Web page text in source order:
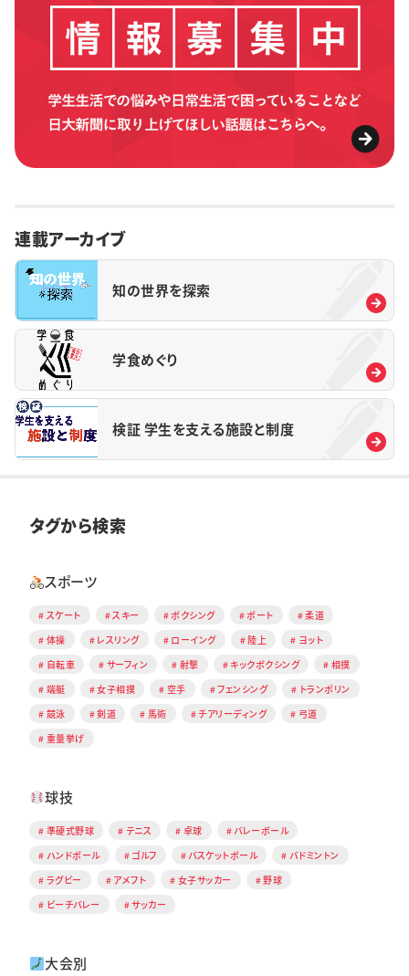
連載アーカイブ
知の世界を探索
学食めぐり
検証 学生を支える施設と制度
タグから検索
スポーツ
スケート スキー ボクシング ボート
柔道
体操
レスリング ローイング 陸上
ヨット
自転車
サーフィン 射撃 キックボクシング
相撲
端艇
女子相撲 空手 フェンシング
トランポリン
競泳
剣道 馬術 チアリーディング
弓道
重量挙げ
球技
準硬式野球 テニス 卓球
バレーボール
ハンドボール
ゴルフ バスケットボール
バドミントン
ラグビー
アメフト 女子サッカー
野球
ビーチバレー
サッカー
大会別